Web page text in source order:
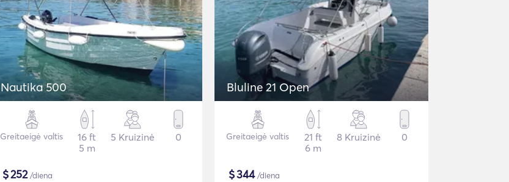
Nautika 500
Greitaeigė valtis
16 ft
5 m
5 Kruizinė 0
$252/diena
Bluline 21 Open
Greitaeigė valtis
21 ft
6 m
8 Kruizinė 0
$344/diena